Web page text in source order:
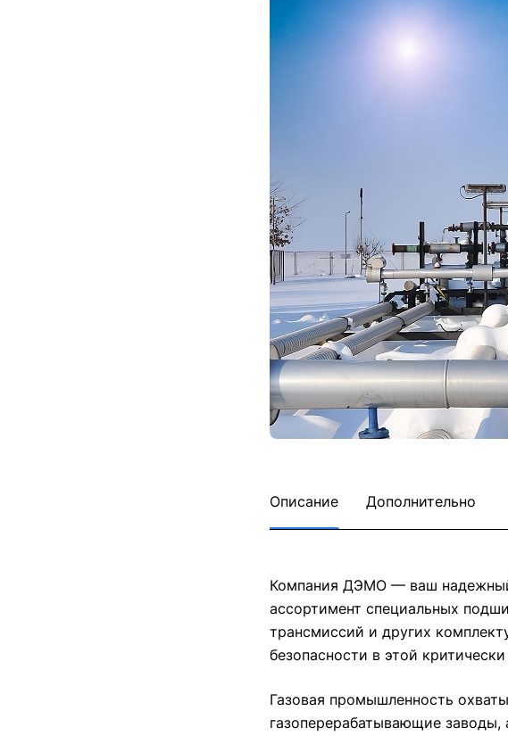
Описание Дополнительно
Компания ДЭМО — ваш
ассортимент специальных
трансмиссий и других
безопасности в этой
Газовая промышленность
газоперерабатывающие